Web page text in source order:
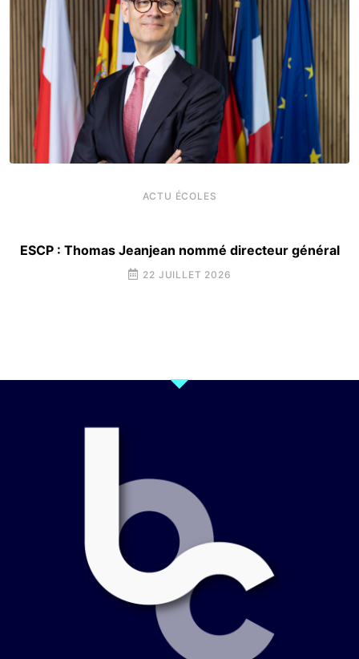
ACTU ÉCOLES
ESCP : Thomas Jeanjean nommé directeur général
22 JUILLET 2026